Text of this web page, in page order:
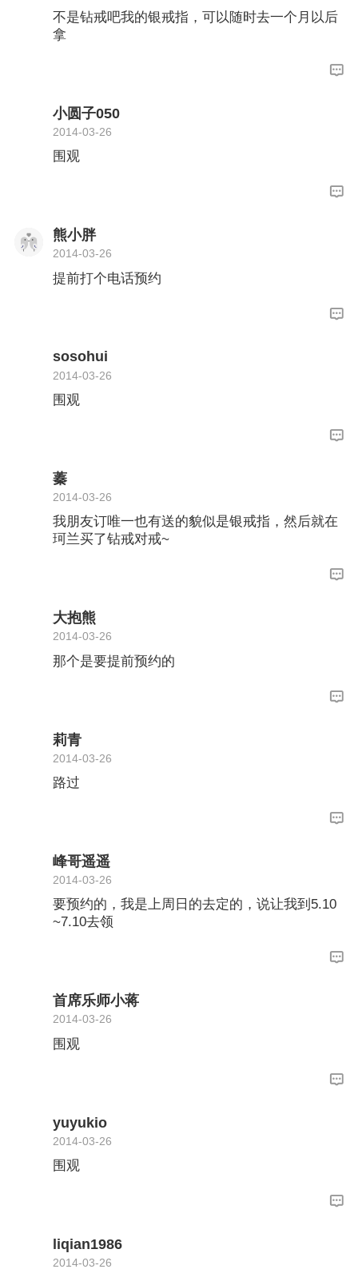
不是钻戒吧我的银戒指，可以随时去一个月以后
拿
小圆子050
2014-03-26
围观
熊小胖
2014-03-26
提前打个电话预约
sosohui
2014-03-26
围观
蓁
2014-03-26
我朋友订唯一也有送的貌似是银戒指，然后就在
珂兰买了钻戒对戒~
大抱熊
2014-03-26
那个是要提前预约的
莉青
2014-03-26
路过
峰哥遥遥
2014-03-26
要预约的，我是上周日的去定的，说让我到5.10
~7.10去领
首席乐师小蒋
2014-03-26
围观
yuyukio
2014-03-26
围观
liqian1986
2014-03-26